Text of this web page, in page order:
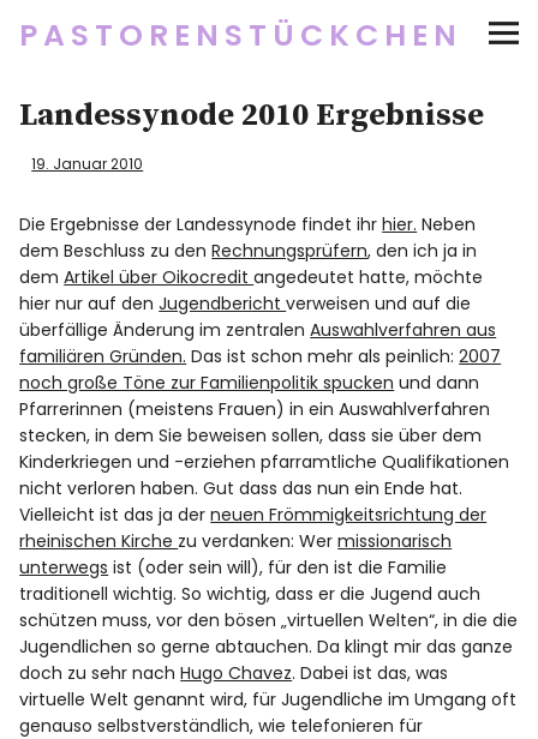
PASTORENSTÜCKCHEN
Startseite
Über
Social Media
Newsletter
Impressum/Datenschutz
TwitterRSS InstagramFacebookpinterest
flickr500px
Spotify
Landessynode 2010 Ergebnisse
19. Januar 2010
Die Ergebnisse der Landessynode findet ihrhier. Neben
dem Beschluss zu denRechnungsprüfern, den ich ja in
demArtikel über Oikocreditangedeutet hatte, möchte
hier nur auf denJugendberichtverweisen und auf die
überfällige Änderung im zentralenAuswahlverfahren aus
familiären Gründen. Das ist schon mehr als peinlich:2007
noch große Töne zur Familienpolitik spucken und dann
Pfarrerinnen (meistens Frauen) in ein Auswahlverfahren
stecken, in dem Sie beweisen sollen, dass sie über dem
Kinderkriegen und -erziehen pfarramtliche Qualifikationen
nicht verloren haben. Gut dass das nun ein Ende hat.
Vielleicht ist das ja derneuen Frömmigkeitsrichtung der
rheinischen Kirche zu verdanken: Wermissionarisch
unterwegs ist (oder sein will), für den ist die Familie
traditionell wichtig. So wichtig, dass er die Jugend auch
schützen muss, vor den bösen „virtuellen Welten“, in die die
Jugendlichen so gerne abtauchen. Da klingt mir das ganze
doch zu sehr nachHugo Chavez. Dabei ist das, was
virtuelle Welt genannt wird, für Jugendliche im Umgang oft
genauso selbstverständlich, wie telefonieren für